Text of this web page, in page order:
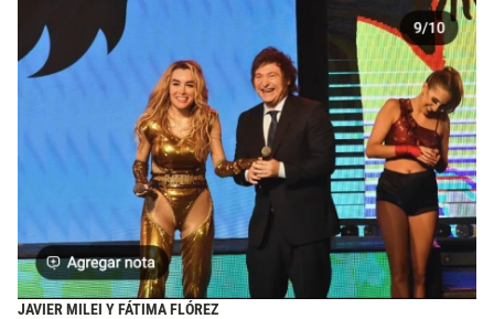
JAVIER MILEI Y FÁTIMA FLÓREZ